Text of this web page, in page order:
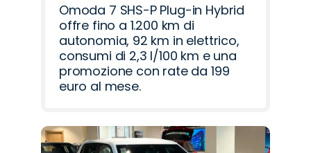
Omoda 7 SHS-P Plug-in Hybrid
offre fino a 1.200 km di
autonomia, 92 km in elettrico,
consumi di 2,3 l/100 km e una
promozione con rate da 199
euro al mese.